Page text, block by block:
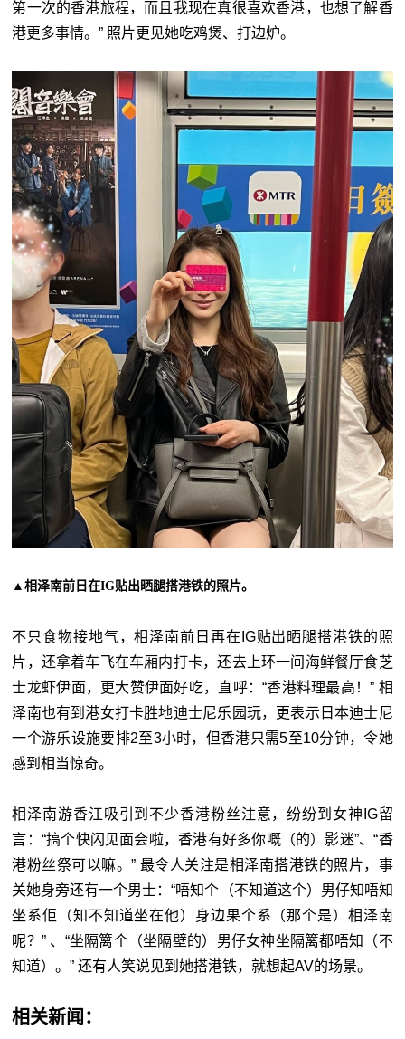
第一次的香港旅程，而且我现在真很喜欢香港，也想了解香
港更多事情。” 照片更见她吃鸡煲、打边炉。
▲相泽南前日在IG贴出晒腿搭港铁的照片。
不只食物接地气，相泽南前日再在IG贴出晒腿搭港铁的照
片，还拿着车飞在车厢内打卡，还去上环一间海鲜餐厅食芝
士龙虾伊面，更大赞伊面好吃，直呼：“香港料理最高！” 相
泽南也有到港女打卡胜地迪士尼乐园玩，更表示日本迪士尼
一个游乐设施要排2至3小时，但香港只需5至10分钟，令她
感到相当惊奇。
相泽南游香江吸引到不少香港粉丝注意，纷纷到女神IG留
言：“搞个快闪见面会啦，香港有好多你嘅（的）影迷”、“香
港粉丝祭可以嘛。” 最令人关注是相泽南搭港铁的照片，事
关她身旁还有一个男士：“唔知个（不知道这个）男仔知唔知
坐系佢（知不知道坐在他）身边果个系（那个是）相泽南
呢？” 、“坐隔篱个（坐隔壁的）男仔女神坐隔篱都唔知（不
知道）。” 还有人笑说见到她搭港铁，就想起AV的场景。
相关新闻：